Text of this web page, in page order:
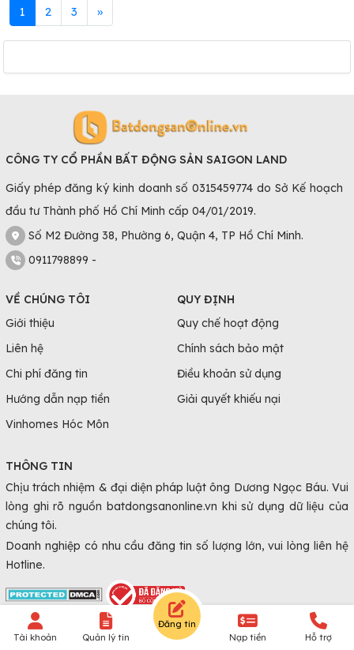
1 2 3 »
CÔNG TY CỔ PHẦN BẤT ĐỘNG SẢN SAIGON LAND
Giấy phép đăng ký kinh doanh số 0315459774 do Sở Kế hoạch
đầu tư Thành phố Hồ Chí Minh cấp 04/01/2019.
Số M2 Đường 38, Phường 6, Quận 4, TP Hồ Chí Minh.
0911798899 -
VỀ CHÚNG TÔI
Giới thiệu
Liên hệ
Chi phí đăng tin
Hướng dẫn nạp tiền
Vinhomes Hóc Môn
QUY ĐỊNH
Quy chế hoạt động
Chính sách bảo mật
Điều khoản sử dụng
Giải quyết khiếu nại
THÔNG TIN
Chịu trách nhiệm & đại diện pháp luật ông Dương Ngọc Báu. Vui
lòng ghi rõ nguồn batdongsanonline.vn khi sử dụng dữ liệu của
chúng tôi.
Doanh nghiệp có nhu cầu đăng tin số lượng lớn, vui lòng liên hệ
Hotline.
© Copyright 2010 - 2026 Batdongsanonline.vn.
Tài khoản Quản lý tin
Đăng tin
Nạp tiền
Hỗ trợ